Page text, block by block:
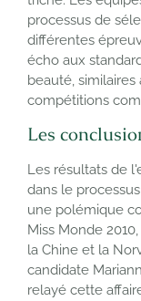
processus de
différentes
écho aux
beauté,
compétitions
Les
Les résultats de
dans le
une polémique
Miss Monde
la Chine et la
candidate
relayé cette